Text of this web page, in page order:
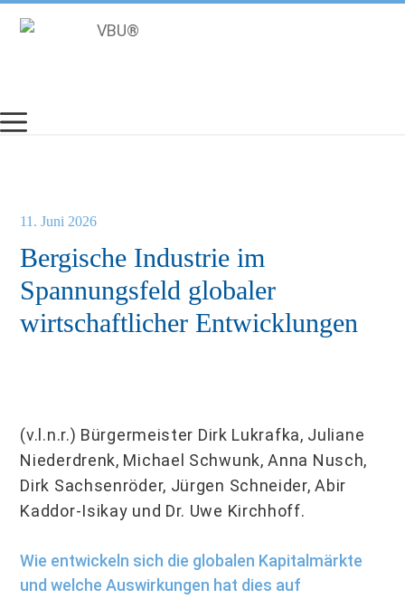
Inhalt
Bergische Industrie im
Spannungsfeld globaler
wirtschaftlicher Entwicklungen
11. Juni 2026
(v.l.n.r.) Bürgermeister Dirk Lukrafka, Juliane
Niederdrenk, Michael Schwunk, Anna Nusch,
Dirk Sachsenröder, Jürgen Schneider, Abir
Kaddor-Isikay und Dr. Uwe Kirchhoff.
Wie entwickeln sich die globalen Kapitalmärkte
und welche Auswirkungen hat dies auf